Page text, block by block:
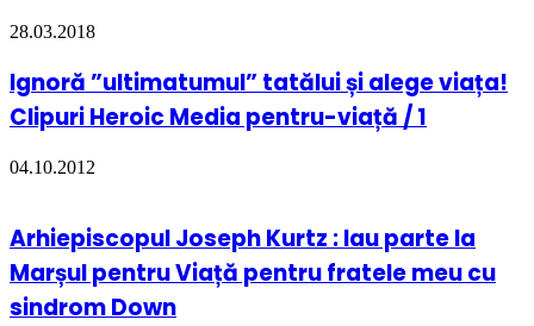
28.03.2018
Ignoră ”ultimatumul” tatălui și alege viața!
Clipuri Heroic Media pentru-viață / 1
04.10.2012
Arhiepiscopul Joseph Kurtz : Iau parte la
Marșul pentru Viață pentru fratele meu cu
sindrom Down